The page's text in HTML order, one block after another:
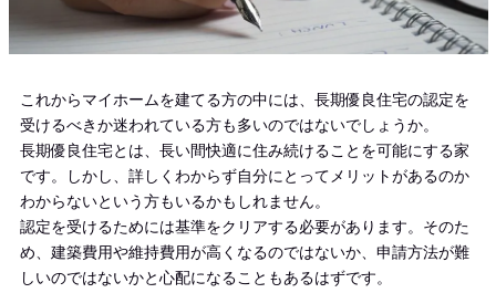
これからマイホームを建てる方の中には、長期優良住宅の認定を
受けるべきか迷われている方も多いのではないでしょうか。
長期優良住宅とは、長い間快適に住み続けることを可能にする家
です。しかし、詳しくわからず自分にとってメリットがあるのか
わからないという方もいるかもしれません。
認定を受けるためには基準をクリアする必要があります。そのた
め、建築費用や維持費用が高くなるのではないか、申請方法が難
しいのではないかと心配になることもあるはずです。